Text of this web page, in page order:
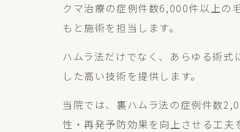
クマ治療の症例件数6,000件以上の
もと施術を担当します。
ハムラ法だけでなく、あらゆる術
した高い技術を提供します。
当院では、裏ハムラ法の症例件数
性・再発予防効果を向上させる工